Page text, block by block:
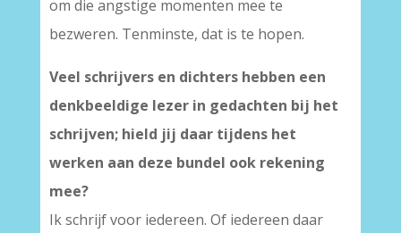
om die angstige momenten mee te
bezweren. Tenminste, dat is te hopen.
Veel schrijvers en dichters hebben een
denkbeeldige lezer in gedachten bij het
schrijven; hield jij daar tijdens het
werken aan deze bundel ook rekening
mee?
Ik schrijf voor iedereen. Of iedereen daar